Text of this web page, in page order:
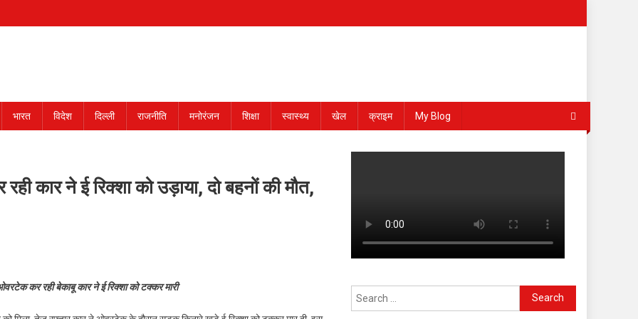
भारत विदेश दिल्ली राजनीति मनोरंजन शिक्षा स्वास्थ्य खेल क्राइम My Blog
कार ने ई रिक्शा को उड़ाया, दो बहनों की मौत,
कर रही बेकाबू कार ने ई रिक्शा को टक्कर मारी
Search
for: